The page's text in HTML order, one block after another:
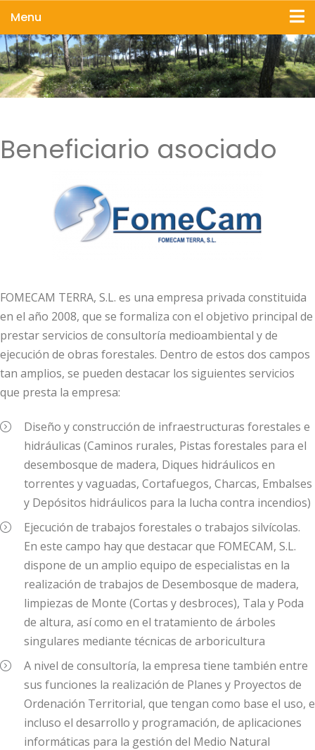
Menu
Beneficiario asociado
FOMECAM TERRA, S.L. es una empresa privada constituida
en el año 2008, que se formaliza con el objetivo principal de
prestar servicios de consultoría medioambiental y de
ejecución de obras forestales. Dentro de estos dos campos
tan amplios, se pueden destacar los siguientes servicios
que presta la empresa:
Diseño y construcción de infraestructuras forestales e
hidráulicas (Caminos rurales, Pistas forestales para el
desembosque de madera, Diques hidráulicos en
torrentes y vaguadas, Cortafuegos, Charcas, Embalses
y Depósitos hidráulicos para la lucha contra incendios)
Ejecución de trabajos forestales o trabajos silvícolas.
En este campo hay que destacar que FOMECAM, S.L.
dispone de un amplio equipo de especialistas en la
realización de trabajos de Desembosque de madera,
limpiezas de Monte (Cortas y desbroces), Tala y Poda
de altura, así como en el tratamiento de árboles
singulares mediante técnicas de arboricultura
A nivel de consultoría, la empresa tiene también entre
sus funciones la realización de Planes y Proyectos de
Ordenación Territorial, que tengan como base el uso, e
incluso el desarrollo y programación, de aplicaciones
informáticas para la gestión del Medio Natural